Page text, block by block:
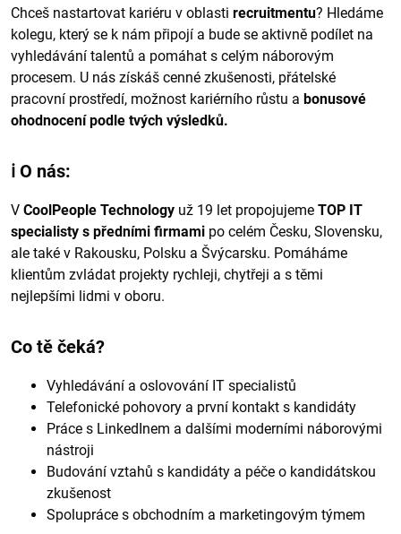
Chceš nastartovat kariéru v oblasti recruitmentu? Hledáme
kolegu, který se k nám připojí a bude se aktivně podílet na
vyhledávání talentů a pomáhat s celým náborovým
procesem. U nás získáš cenné zkušenosti, přátelské
pracovní prostředí, možnost kariérního růstu a bonusové
ohodnocenípodle tvých výsledků.
ℹ️ O nás:
V CoolPeople Technology už 19 let propojujeme TOP IT
specialisty s předními firmami po celém Česku, Slovensku,
ale také v Rakousku, Polsku a Švýcarsku. Pomáháme
klientům zvládat projekty rychleji, chytřeji a s těmi
nejlepšími lidmi v oboru.
Co tě čeká?
Vyhledávání a oslovování IT specialistů
Telefonické pohovory a první kontakt s kandidáty
Práce s LinkedInem a dalšími moderními náborovými
nástroji
Budování vztahů s kandidáty a péče o kandidátskou
zkušenost
Spolupráce s obchodním a marketingovým týmem